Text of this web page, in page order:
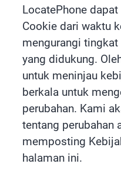
LocatePhone
Cookie dari waktu
mengurangi
yang didukung.
untuk meninjau
berkala untuk
perubahan. Kami
tentang perubahan
memposting
halaman ini.